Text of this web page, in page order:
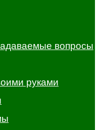
вопросы
руками